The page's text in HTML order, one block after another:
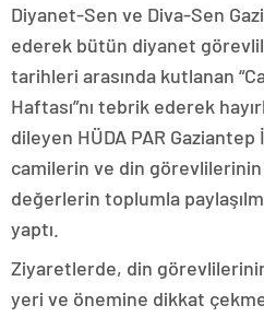
Diyanet-Sen ve Diva-Sen
ederek bütün diyanet
tarihleri arasında kutlanan
Haftası”nı tebrik ederek
dileyen HÜDA PAR Gaziantep
camilerin ve din görevlilerinin
değerlerin toplumla
yaptı.
Ziyaretlerde, din
yeri ve önemine dikkat